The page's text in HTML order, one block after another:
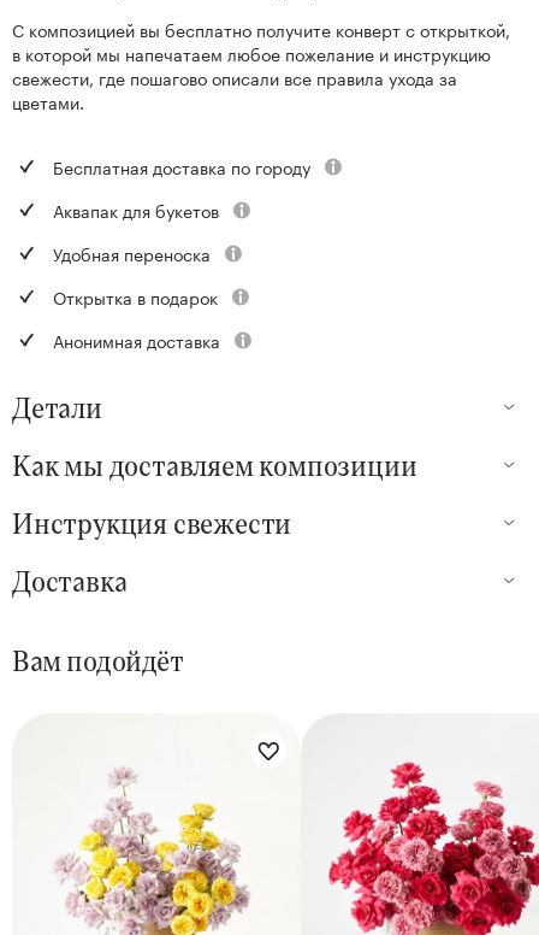
С композицией вы бесплатно получите конверт с открыткой,
в которой мы напечатаем любое пожелание и инструкцию
свежести, где пошагово описали все правила ухода за
цветами.
Бесплатная доставка по городу
Аквапак для букетов
Удобная переноска
Открытка в подарок
Анонимная доставка
Детали
Как мы доставляем композиции
Инструкция свежести
Доставка
Вам подойдёт
Цветы букета: Цветы букета: